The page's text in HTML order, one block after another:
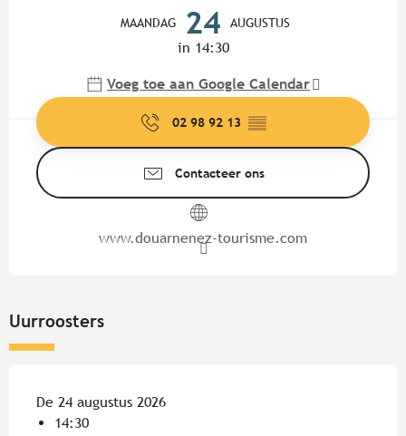
MAANDAG 24 AUGUSTUS
in 14:30
Voeg toe aan Google Calendar
02 98 92 13 ▒▒
Contacteer ons
www.douarnenez-tourisme.com
Uurroosters
De 24 augustus 2026
14:30